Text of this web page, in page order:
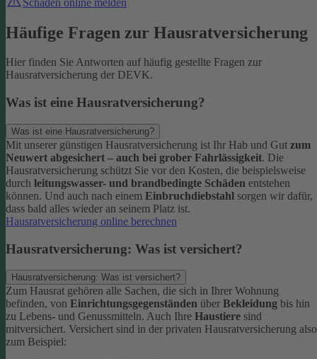
Häufige Fragen zur Hausratversicherung
Hier finden Sie Antworten auf häufig gestellte Fragen zur
Hausratversicherung der DEVK.
Was ist eine Hausratversicherung?
Was ist eine Hausratversicherung?
Mit unserer günstigen Hausratversicherung ist Ihr Hab und Gut zum
Neuwert abgesichert – auch bei grober Fahrlässigkeit. Die
Hausratversicherung schützt Sie vor den Kosten, die beispielsweise
durch leitungswasser- und brandbedingte Schäden entstehen
können. Und auch nach einem Einbruchdiebstahl sorgen wir dafür,
dass bald alles wieder an seinem Platz ist.
Hausratversicherung online berechnen
Hausratversicherung: Was ist versichert?
Hausratversicherung: Was ist versichert?
Zum Hausrat gehören alle Sachen, die sich in Ihrer Wohnung
befinden, von Einrichtungsgegenständen über Bekleidung bis hin
zu Lebens- und Genussmitteln. Auch Ihre Haustiere sind
mitversichert. Versichert sind in der privaten Hausratversicherung also
zum Beispiel: